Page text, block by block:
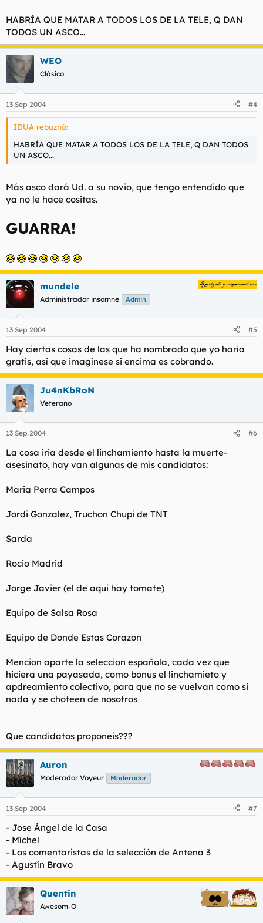
HABRÍA QUE MATAR A TODOS LOS DE LA TELE, Q DAN
TODOS UN ASCO...
WEO
Clásico
13 Sep 2004 #4
IDUA rebuznó:
HABRÍA QUE MATAR A TODOS LOS DE LA TELE, Q DAN TODOS
UN ASCO...
Más asco dará Ud. a su novio, que tengo entendido que
ya no le hace cositas.
GUARRA!
mundele
Administrador insomne Admin
13 Sep 2004 #5
Hay ciertas cosas de las que ha nombrado que yo haría
gratis, así que imagínese si encima es cobrando.
Ju4nKbRoN
Veterano
13 Sep 2004 #6
La cosa iria desde el linchamiento hasta la muerte-
asesinato, hay van algunas de mis candidatos:
Maria Perra Campos
Jordi Gonzalez, Truchon Chupi de TNT
Sarda
Rocio Madrid
Jorge Javier (el de aqui hay tomate)
Equipo de Salsa Rosa
Equipo de Donde Estas Corazon
Mencion aparte la seleccion española, cada vez que
hiciera una payasada, como bonus el linchamieto y
apdreamiento colectivo, para que no se vuelvan como si
nada y se choteen de nosotros
Que candidatos proponeis???
Auron
Moderador Voyeur Moderador
13 Sep 2004 #7
- Jose Ángel de la Casa
- Míchel
- Los comentaristas de la selección de Antena 3
- Agustín Bravo
Quentin
Awesom-O